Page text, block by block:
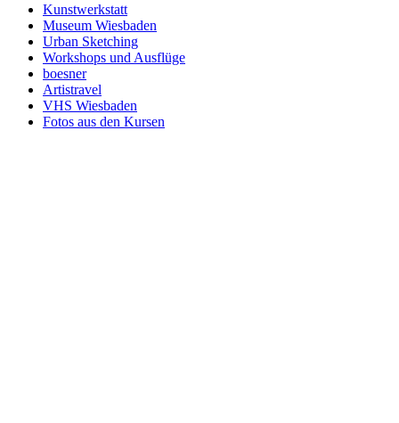
Kunstwerkstatt
Museum Wiesbaden
Urban Sketching
Workshops und Ausflüge
boesner
Artistravel
VHS Wiesbaden
Fotos aus den Kursen